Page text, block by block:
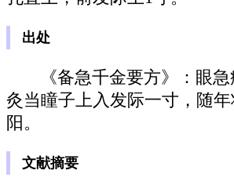
出处
《备急千金要方》：眼
灸当瞳子上入发际一寸，随
阳。
文献摘要